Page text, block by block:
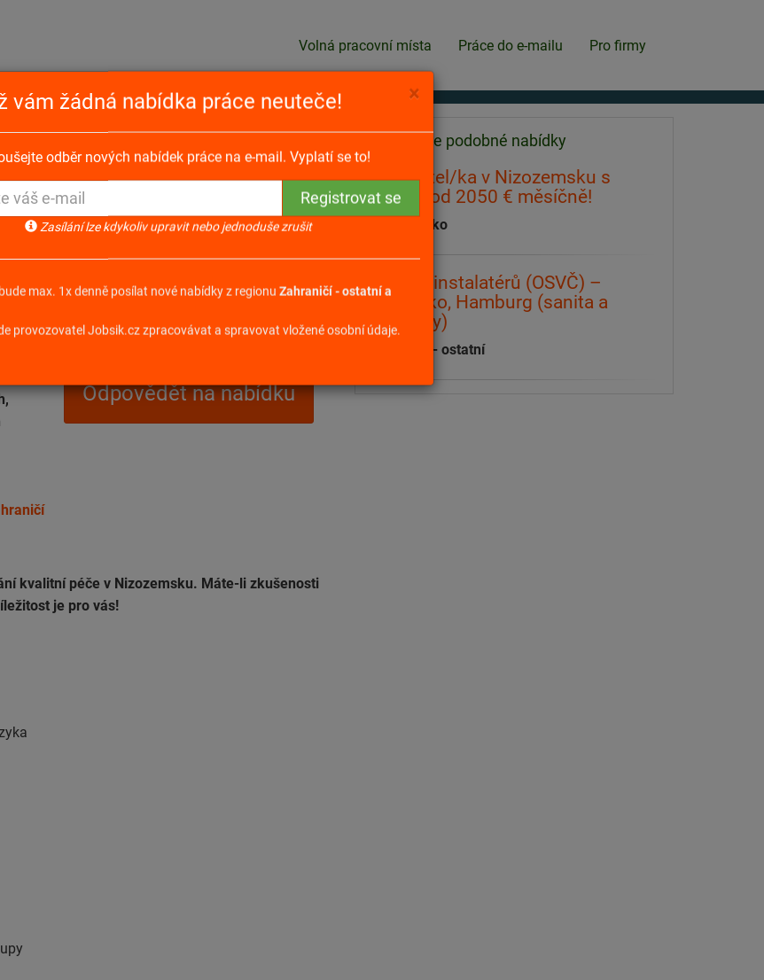
Volná pracovní místa Práce do e-mailu Pro firmy
s platem od 2100 €
v
Odpovědět na nabídku
kvalitní péče v Nizozemsku. Máte-li zkušenosti
je pro vás!
×
vám žádná nabídka práce neuteče!
odběr nových nabídek práce na e-mail. Vyplatí se to!
Zasílání lze kdykoliv upravit nebo jednoduše zrušit
max. 1x denně posílat nové nabídky z regionu Zahraničí - ostatní a
provozovatel Jobsik.cz zpracovávat a spravovat vložené osobní údaje.
Našli jsme podobné nabídky
Pečovatel/ka v Nizozemsku s
platem od 2050 € měsíčně!
Nizozemsko
Dvojice instalatérů (OSVČ) –
Německo, Hamburg (sanita a
radiátory)
Zahraničí - ostatní